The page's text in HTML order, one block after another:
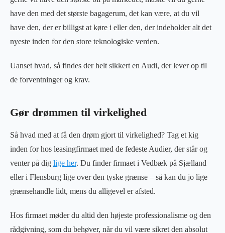
have den med det største bagagerum, det kan være, at du vil
have den, der er billigst at køre i eller den, der indeholder alt det
nyeste inden for den store teknologiske verden.
Uanset hvad, så findes der helt sikkert en Audi, der lever op til
de forventninger og krav.
Gør drømmen til virkelighed
Så hvad med at få den drøm gjort til virkelighed? Tag et kig
inden for hos leasingfirmaet med de fedeste Audier, der står og
venter på dig lige her. Du finder firmaet i Vedbæk på Sjælland
eller i Flensburg lige over den tyske grænse – så kan du jo lige
grænsehandle lidt, mens du alligevel er afsted.
Hos firmaet møder du altid den højeste professionalisme og den
rådgivning, som du behøver, når du vil være sikret den absolut